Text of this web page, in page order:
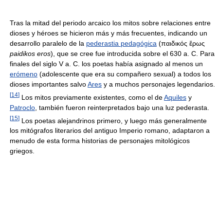
Tras la mitad del periodo arcaico los mitos sobre relaciones entre
dioses y héroes se hicieron más y más frecuentes, indicando un
desarrollo paralelo de la pederastia pedagógica (παιδικός ἔρως
paidikos eros), que se cree fue introducida sobre el 630 a. C. Para
finales del siglo V a. C. los poetas había asignado al menos un
erómeno (adolescente que era su compañero sexual) a todos los
dioses importantes salvoAres y a muchos personajes legendarios.
[14] Los mitos previamente existentes, como el deAquiles y
Patroclo , también fueron reinterpretados bajo una luz pederasta.
[15] Los poetas alejandrinos primero, y luego más generalmente
los mitógrafos literarios del antiguo Imperio romano, adaptaron a
menudo de esta forma historias de personajes mitológicos
griegos.